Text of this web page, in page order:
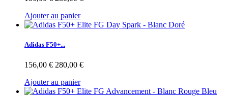
Ajouter au panier
Adidas F50+...
156,00 € 280,00 €
Ajouter au panier